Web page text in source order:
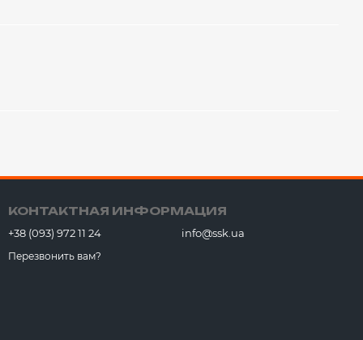
КОНТАКТНАЯ ИНФОРМАЦИЯ
+38 (093) 972 11 24
Перезвонить вам?
info@ssk.ua